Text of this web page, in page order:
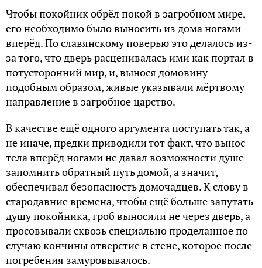
Чтобы покойник обрёл покой в загробном мире,
его необходимо было выносить из дома ногами
вперёд. По славянскому поверью это делалось из-
за того, что дверь расценивалась ими как портал в
потусторонний мир, и, вынося домовину
подобным образом, живые указывали мёртвому
направление в загробное царство.
В качестве ещё одного аргумента поступать так, а
не иначе, предки приводили тот факт, что вынос
тела вперёд ногами не давал возможности душе
запомнить обратный путь домой, а значит,
обеспечивал безопасность домочадцев. К слову в
стародавние времена, чтобы ещё больше запутать
душу покойника, гроб выносили не через дверь, а
просовывали сквозь специально проделанное по
случаю кончины отверстие в стене, которое после
погребения замуровывалось.